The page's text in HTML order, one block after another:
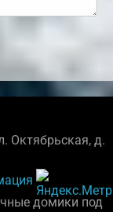
Октябрьская, д.
домики под